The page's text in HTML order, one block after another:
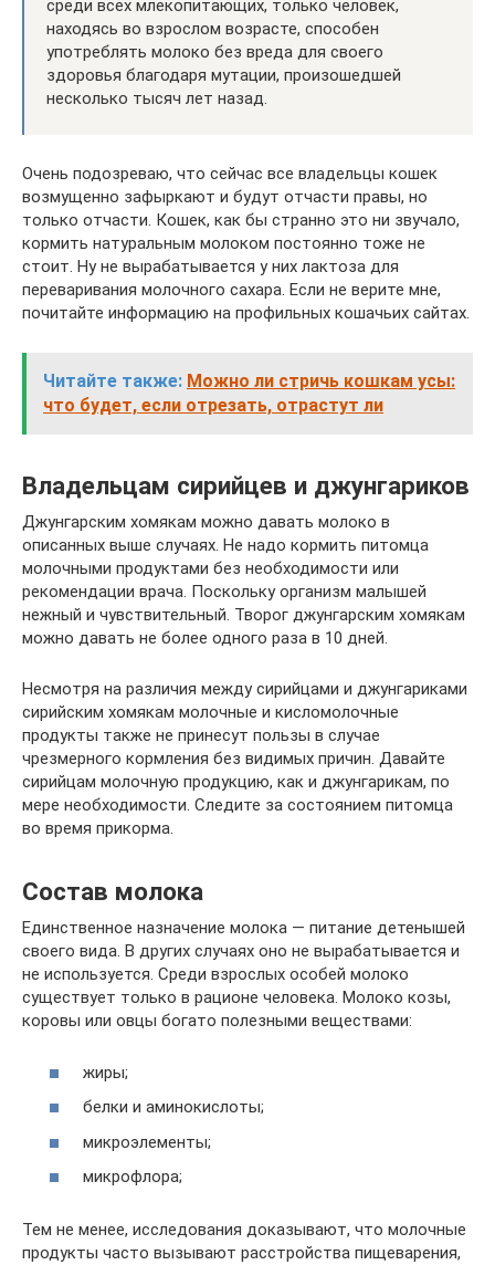
среди всех млекопитающих, только человек,
находясь во взрослом возрасте, способен
употреблять молоко без вреда для своего
здоровья благодаря мутации, произошедшей
несколько тысяч лет назад.
Очень подозреваю, что сейчас все владельцы кошек
возмущенно зафыркают и будут отчасти правы, но
только отчасти. Кошек, как бы странно это ни звучало,
кормить натуральным молоком постоянно тоже не
стоит. Ну не вырабатывается у них лактоза для
переваривания молочного сахара. Если не верите мне,
почитайте информацию на профильных кошачьих сайтах.
Читайте также: Можно ли стричь кошкам усы:
что будет, если отрезать, отрастут ли
Владельцам сирийцев и джунгариков
Джунгарским хомякам можно давать молоко в
описанных выше случаях. Не надо кормить питомца
молочными продуктами без необходимости или
рекомендации врача. Поскольку организм малышей
нежный и чувствительный. Творог джунгарским хомякам
можно давать не более одного раза в 10 дней.
Несмотря на различия между сирийцами и джунгариками
сирийским хомякам молочные и кисломолочные
продукты также не принесут пользы в случае
чрезмерного кормления без видимых причин. Давайте
сирийцам молочную продукцию, как и джунгарикам, по
мере необходимости. Следите за состоянием питомца
во время прикорма.
Состав молока
Единственное назначение молока — питание детенышей
своего вида. В других случаях оно не вырабатывается и
не используется. Среди взрослых особей молоко
существует только в рационе человека. Молоко козы,
коровы или овцы богато полезными веществами:
жиры;
белки и аминокислоты;
микроэлементы;
микрофлора;
Тем не менее, исследования доказывают, что молочные
продукты часто вызывают расстройства пищеварения,